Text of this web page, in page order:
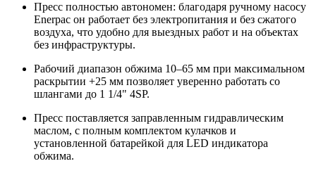
Пресс полностью автономен: благодаря ручному насосу
Enerpac он работает без электропитания и без сжатого
воздуха, что удобно для выездных работ и на объектах
без инфраструктуры.
Рабочий диапазон обжима 10–65 мм при максимальном
раскрытии +25 мм позволяет уверенно работать со
шлангами до 1 1/4" 4SP.
Пресс поставляется заправленным гидравлическим
маслом, с полным комплектом кулачков и
установленной батарейкой для LED индикатора
обжима.